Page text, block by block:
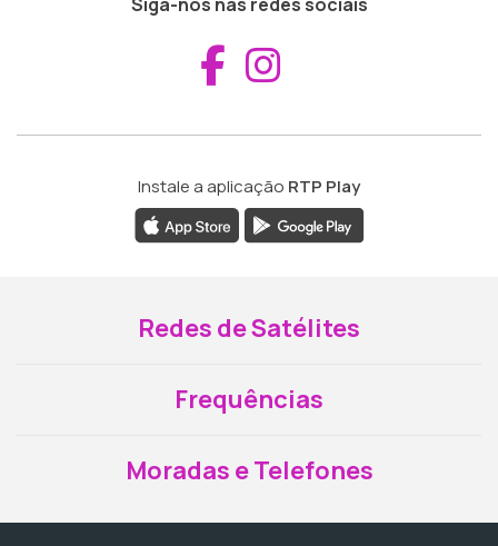
Aceder ao
Instale a aplicação RTP Play
Redes de Satélites
Frequências
Moradas e Telefones